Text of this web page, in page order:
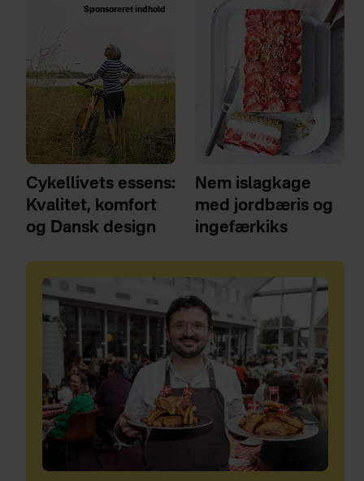
Sponsoreret indhold
Cykellivets essens:
Kvalitet, komfort
og Dansk design
Nem islagkage
med jordbæris og
ingefærkiks